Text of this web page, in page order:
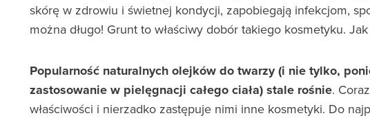
skórę w zdrowiu i świetnej kondycji, zapobiegają infekcjom,
można długo! Grunt to właściwy dobór takiego kosmetyku.
Popularność naturalnych olejków do twarzy (i nie tylko,
zastosowanie w pielęgnacji całego ciała) stale rośnie.
właściwości i nierzadko zastępuje nimi inne kosmetyki. Do